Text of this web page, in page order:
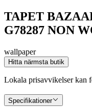
TAPET
G78287 NON
wallpaper
Hitta närmsta butik
Lokala prisavvikelser kan
Specifikationer